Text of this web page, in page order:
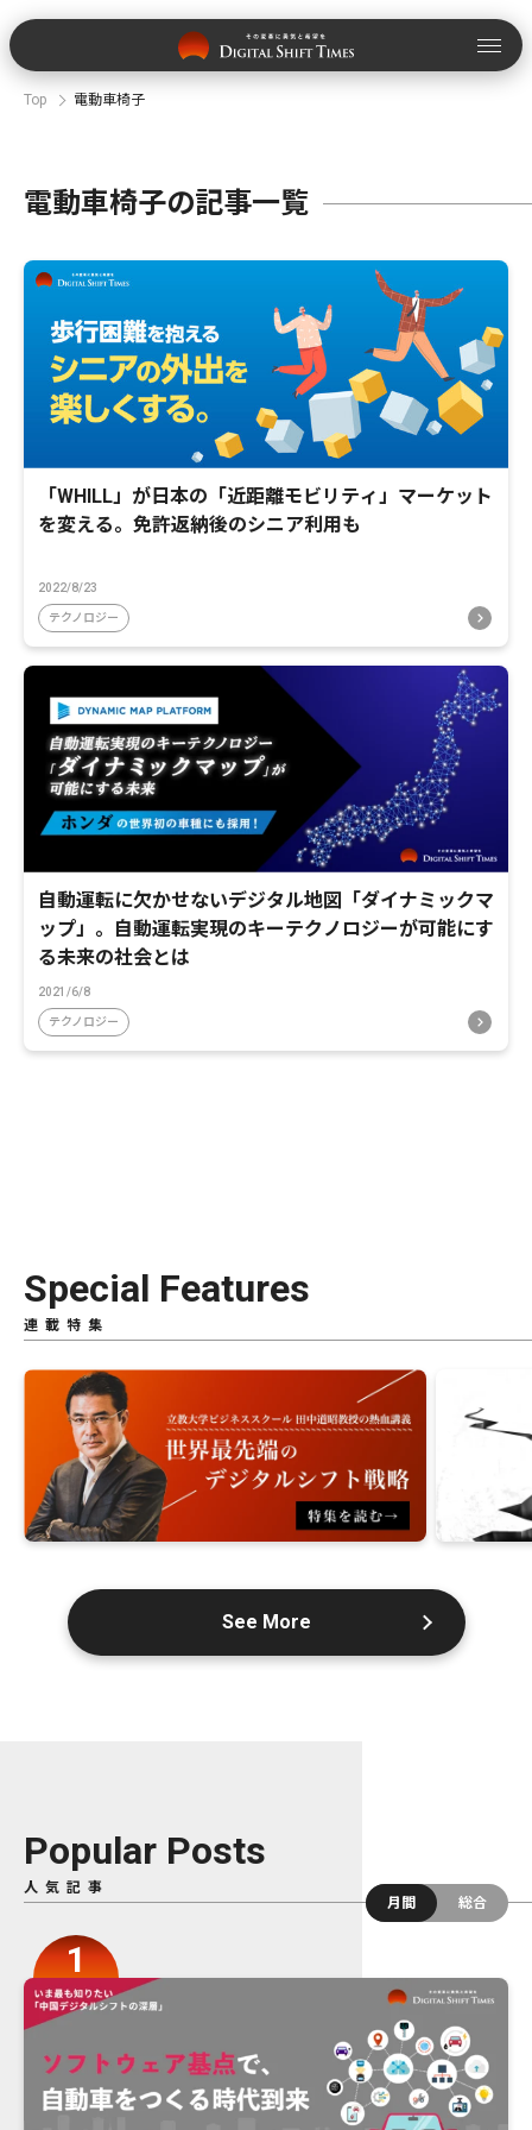
Top 電動車椅子
電動車椅子の記事一覧
「WHILL」が日本の「近距離モビリティ」マーケット
を変える。免許返納後のシニア利用も
2022/8/23
テクノロジー
自動運転に欠かせないデジタル地図「ダイナミックマ
ップ」。自動運転実現のキーテクノロジーが可能にす
る未来の社会とは
2021/6/8
テクノロジー
Special Features
連載特集
See More
Popular Posts
人気記事
月間
総合